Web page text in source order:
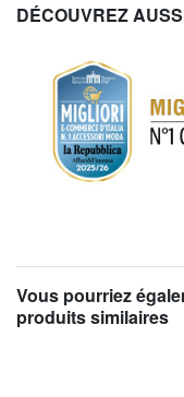
DÉCOUVREZ
Vous pourriez
produits similaires